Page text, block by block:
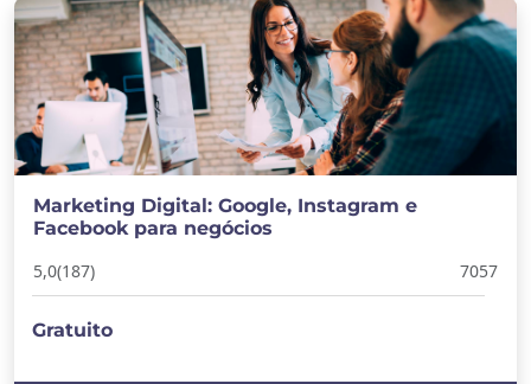
Marketing Digital: Google, Instagram e
Facebook para negócios
5,0(187) 7057
Gratuito